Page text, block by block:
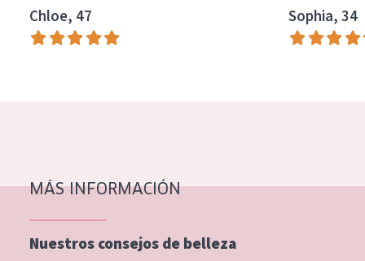
Piel mixata o grasa
Piel madura
Todas las edades
Piel madura
Chloe, 47 Sophia, 34
MÁS INFORMACIÓN
Nuestros consejos de belleza